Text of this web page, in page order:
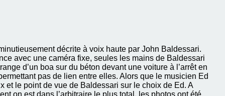
décrite à voix haute par John Baldessari.
avec une caméra fixe, seules les mains de Baldessari
d’un boa sur du béton devant une voiture à l’arrêt en
pas de lien entre elles. Alors que le musicien Ed
et le point de vue de Baldessari sur le choix de Ed. A
on est dans l’arbitraire le plus total, les photos ont été